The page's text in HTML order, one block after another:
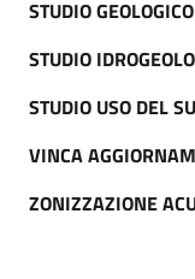
STUDIO
STUDIO
STUDIO USO DEL
VINCA
ZONIZZAZIONE